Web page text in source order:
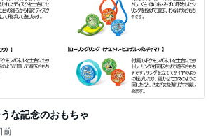
な記念のおもちゃ
前